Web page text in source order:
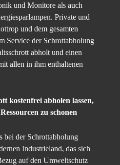
und Monitore als auch
Private und
und dem gesamten
Service der Schrottabholung
abholt und einen
allen in ihm enthaltenen
kostenfrei abholen lassen,
zu schonen
bei der Schrottabholung
Industrieland, das sich
auf den Umweltschutz